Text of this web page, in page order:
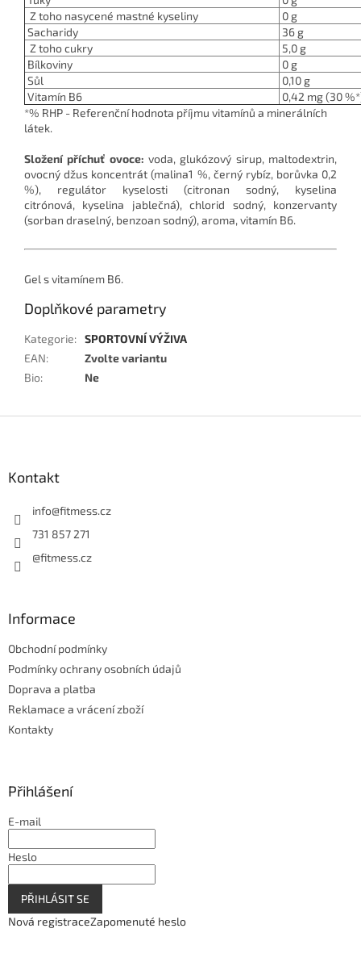
Z toho nasycené mastné kyseliny
0 g
Sacharidy
36 g
Z toho cukry
5,0 g
Bílkoviny
0 g
Sůl
0,10 g
Vitamín B6
0,42 mg (30
*% RHP - Referenční hodnota příjmu vitamínů a minerálních
látek.
Složení příchuť ovoce: voda, glukózový sirup, maltodextrin,
ovocný džus koncentrát (malina1 %, černý rybíz, borůvka 0,2
%), regulátor kyselosti (citronan sodný, kyselina
citrónová, kyselina jablečná),chlorid sodný, konzervanty
(sorban draselný, benzoan sodný), aroma, vitamín B6.
Gel s vitamínem B6.
Doplňkové parametry
Kategorie: SPORTOVNÍ VÝŽIVA
EAN:
Zvolte variantu
Bio: Ne
Kontakt
info@fitmess.cz
731 857 271
@fitmess.cz
Informace
Obchodní podmínky
Podmínky ochrany osobních údajů
Doprava a platba
Reklamace a vrácení zboží
Kontakty
Přihlášení
E-mail
Heslo
PŘIHLÁSIT SE
Nová registraceZapomenuté heslo